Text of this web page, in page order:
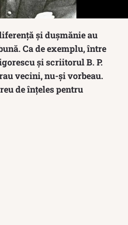
și dușmănie au
Ca de exemplu, între
și scriitorul B. P.
vecini, nu-și vorbeau.
de înțeles pentru